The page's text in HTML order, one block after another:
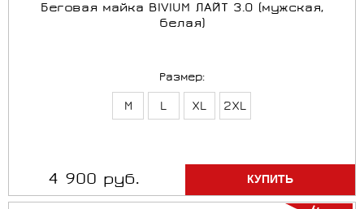
Беговая майка BIVIUM ЛАЙТ 3.0 (мужская,
белая)
Размер:
M L XL 2XL
4 900 руб.